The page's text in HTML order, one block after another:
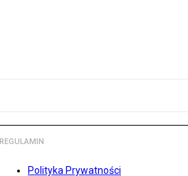
REGULAMIN
Polityka Prywatności